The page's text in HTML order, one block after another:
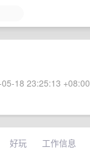
18 23:25:13 +08:00
好玩 工作信息